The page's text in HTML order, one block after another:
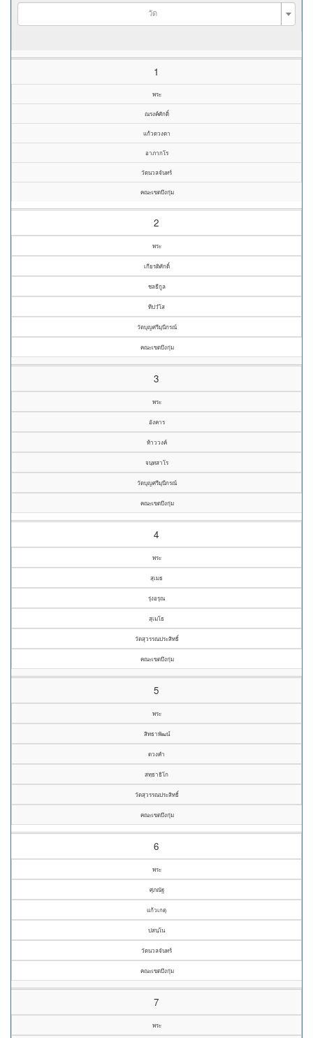
วัด
1
พระ
ณรงค์ศักดิ์
แก้วดวงตา
อาภากโร
วัดนวลจันทร์
คณะเขตบึงกุ่ม
2
พระ
เกียรติศักดิ์
ชลธีกูล
ทีปวํโส
วัดบุญศรีมุนีกรณ์
คณะเขตบึงกุ่ม
3
พระ
อังคาร
ท้าววงค์
จนฺทสาโร
วัดบุญศรีมุนีกรณ์
คณะเขตบึงกุ่ม
4
พระ
สุเมธ
รุ่งอรุณ
สุเมโธ
วัดสุวรรณประสิทธิ์
คณะเขตบึงกุ่ม
5
พระ
สิทธาพัฒน์
ดวงคำ
สทฺธาธิโก
วัดสุวรรณประสิทธิ์
คณะเขตบึงกุ่ม
6
พระ
ศุภณัฐ
แก้วเกตุ
ปสนฺโน
วัดนวลจันทร์
คณะเขตบึงกุ่ม
7
พระ